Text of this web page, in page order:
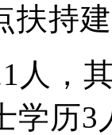
扶持
人，
学历